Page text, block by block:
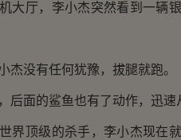
厅，李小杰突然看到一辆银
没有任何犹豫，拔腿就跑。
面的鲨鱼也有了动作，迅速
顶级的杀手，李小杰现在就